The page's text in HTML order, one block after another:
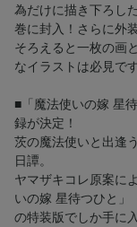
為だけに描き下ろし
巻に封入！さらに外
そろえると一枚の画
なイラストは必見です
■「魔法使いの嫁 星
録が決定！
茨の魔法使いと出逢
日譚。
ヤマザキコレ原案に
いの嫁 星待つひと」
の特装版でしか手に